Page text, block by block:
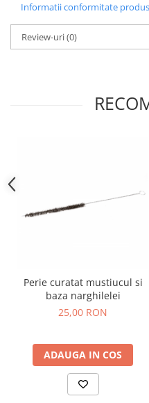
Informatii conformitate produs
Review-uri(0)
Perie curatat mustiucul si
baza narghilelei
25,00 RON
ADAUGA IN COS